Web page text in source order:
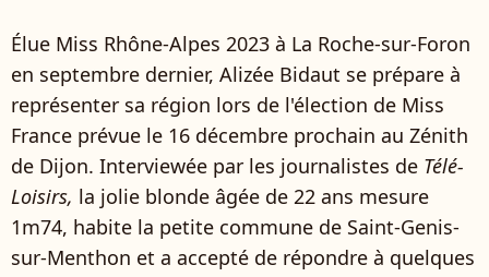
Élue Miss Rhône-Alpes 2023 à La Roche-sur-Foron
en septembre dernier, Alizée Bidaut se prépare à
représenter sa région lors de l'élection de Miss
France prévue le 16 décembre prochain au Zénith
de Dijon. Interviewée par les journalistes de Télé-
Loisirs, la jolie blonde âgée de 22 ans mesure
1m74, habite la petite commune de Saint-Genis-
sur-Menthon et a accepté de répondre à quelques